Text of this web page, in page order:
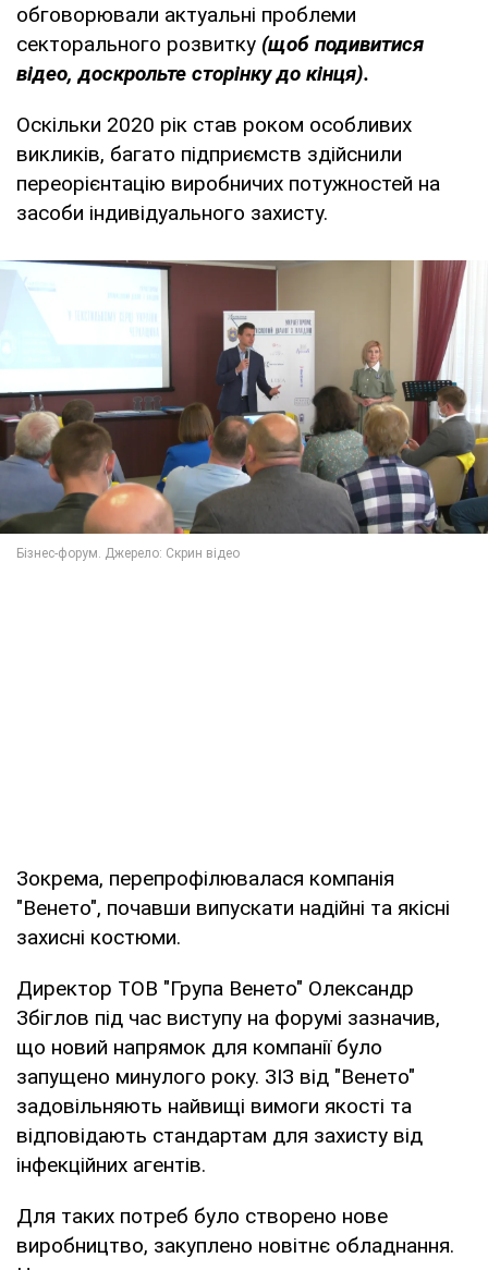
обговорювали актуальні проблеми
секторального розвитку (щоб подивитися
відео, доскрольте сторінку до кінця).
Оскільки 2020 рік став роком особливих
викликів, багато підприємств здійснили
переорієнтацію виробничих потужностей на
засоби індивідуального захисту.
Зокрема, перепрофілювалася компанія
"Венето", почавши випускати надійні та якісні
захисні костюми.
Директор ТОВ "Група Венето" Олександр
Збіглов під час виступу на форумі зазначив,
що новий напрямок для компанії було
запущено минулого року. ЗІЗ від "Венето"
задовільняють найвищі вимоги якості та
відповідають стандартам для захисту від
інфекційних агентів.
Для таких потреб було створено нове
виробництво, закуплено новітнє обладнання.